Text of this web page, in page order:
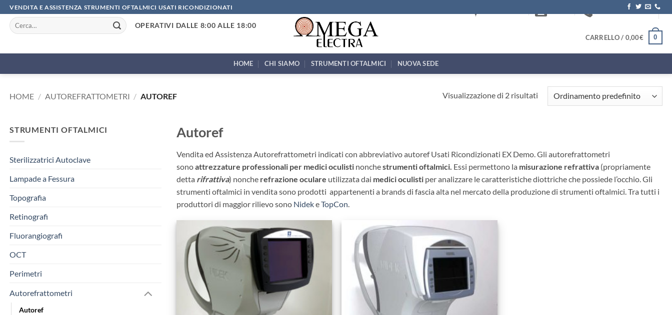
Salta
contenuti
VENDITA E ASSISTENZA STRUMENTI OFTALMICI USATI RICONDIZIONATI
Cerca:
OPERATIVI DALLE 8:00 ALLE 18:00
+39.0817572622
CARRELLO / 0,00€ 0
HOME CHI SIAMO STRUMENTI OFTALMICI NUOVA SEDE
HOME / AUTOREFRATTOMETRI / AUTOREF Visualizzazione di 2 risultati
STRUMENTI OFTALMICI
Sterilizzatrici Autoclave
Lampade a Fessura
Topografia
Retinografi
Fluorangiografi
OCT
Perimetri
Autorefrattometri
Autoref
Autoref
Vendita ed Assistenza Autorefrattometri indicati con abbreviativo autoref Usati Ricondizionati EX Demo. Gli autorefrattometri
sonoattrezzature professionali per medici oculisti nonchestrumenti oftalmici. Essi permettono la misurazione refrattiva (propriamente
detta rifrattiva) nonche refrazione oculare utilizzata dai medici oculisti per analizzare le caratteristiche diottriche che possiede l’occhio. Gli
strumenti oftalmici in vendita sono prodotti appartenenti a brands di fascia alta nel mercato della produzione di strumenti oftalmici. Tra tutti i
produttori di maggior rilievo sono NidekeTopCon